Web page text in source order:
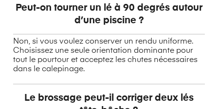
Peut-on tourner un lé à 90 degrés autour
d’une piscine ?
Non, si vous voulez conserver un rendu uniforme.
Choisissez une seule orientation dominante pour
tout le pourtour et acceptez les chutes nécessaires
dans le calepinage.
Le brossage peut-il corriger deux lés